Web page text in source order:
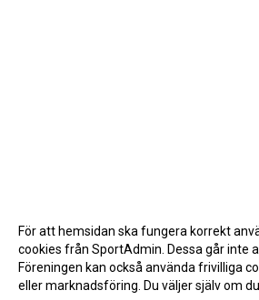
För att hemsidan ska fungera korrekt
cookies från SportAdmin. Dessa går inte
Föreningen kan också använda frivilliga
eller marknadsföring. Du väljer själv om